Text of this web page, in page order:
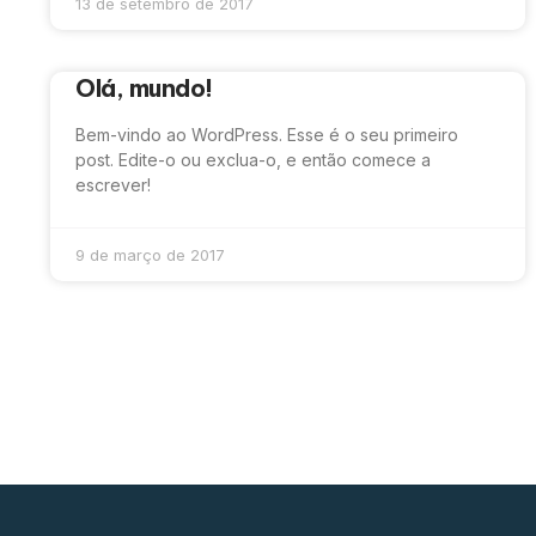
13 de setembro de 2017
Olá, mundo!
Bem-vindo ao WordPress. Esse é o seu primeiro
post. Edite-o ou exclua-o, e então comece a
escrever!
9 de março de 2017